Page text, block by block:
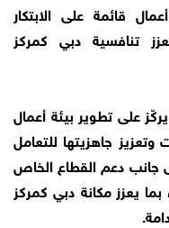
قائمة على الابتكار
تنافسية دبي كمركز
على تطوير بيئة أعمال
جاهزيتها للتعامل
جانب دعم القطاع الخاص
يعزز مكانة دبي كمركز